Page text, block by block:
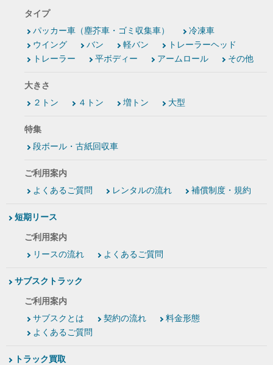
タイプ
パッカー車（塵芥車・ゴミ収集車）
冷凍車
ウイング
バン 軽バン
トレーラーヘッド
トレーラー
平ボディー アームロール その他
大きさ
２トン
４トン 増トン 大型
特集
段ボール・古紙回収車
ご利用案内
よくあるご質問
レンタルの流れ 補償制度・規約
短期リース
ご利用案内
リースの流れ
よくあるご質問
サブスクトラック
ご利用案内
サブスクとは
契約の流れ
料金形態
よくあるご質問
トラック買取